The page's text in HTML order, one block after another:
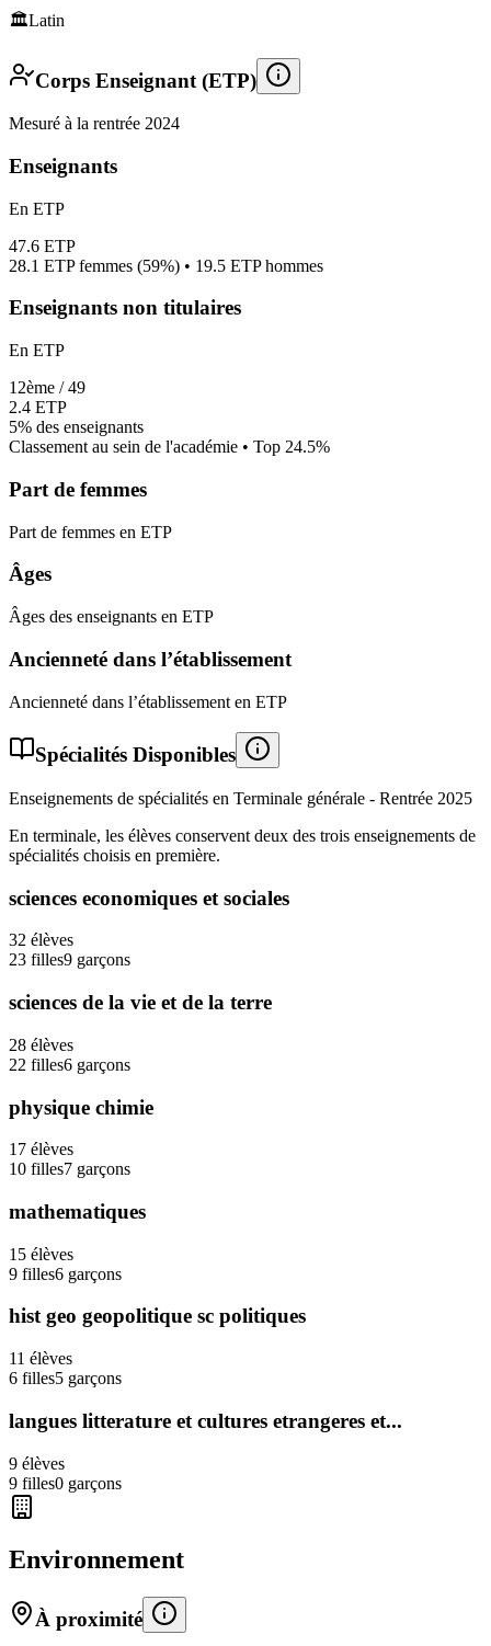
🏛️Latin
Corps Enseignant (ETP)
Mesuré à la rentrée 2024
Enseignants
En ETP
47.6 ETP
28.1 ETP femmes (59%) • 19.5 ETP hommes
Enseignants non titulaires
En ETP
12ème /49
2.4 ETP
5% des enseignants
Classement au sein de l'académie • Top 24.5%
Part de femmes
Part de femmes en ETP
Âges
Âges des enseignants en ETP
Ancienneté dans l’établissement
Ancienneté dans l’établissement en ETP
Spécialités Disponibles
Enseignements de spécialités en Terminale générale - Rentrée 2025
En terminale, les élèves conservent deux des trois enseignements de
spécialités choisis en première.
sciences economiques et sociales
32 élèves
23 filles9 garçons
sciences de la vie et de la terre
28 élèves
22 filles6 garçons
physique chimie
17 élèves
10 filles7 garçons
mathematiques
15 élèves
9 filles6 garçons
hist geo geopolitique sc politiques
11 élèves
6 filles5 garçons
langues litterature et cultures etrangeres et...
9 élèves
9 filles0 garçons
Environnement
À proximité